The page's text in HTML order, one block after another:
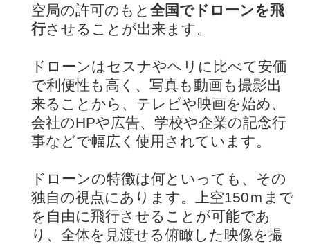
空局の許可のもと 全国でドローンを飛
行させることが出来ます。
ドローンはセスナやヘリに比べて安価
で利便性も高く、写真も動画も撮影出
来ることから、テレビや映画を始め、
会社のHPや広告、学校や企業の記念行
事などで幅広く使用されています。
ドローンの特徴は何といっても、その
独自の視点にあります。上空150ｍまで
を自由に飛行させることが可能であ
り、全体を見渡せる俯瞰した映像を撮